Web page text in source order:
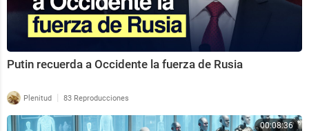
Putin recuerda a Occidente la fuerza de Rusia
Plenitud | 83 Reproducciones
00:08:36